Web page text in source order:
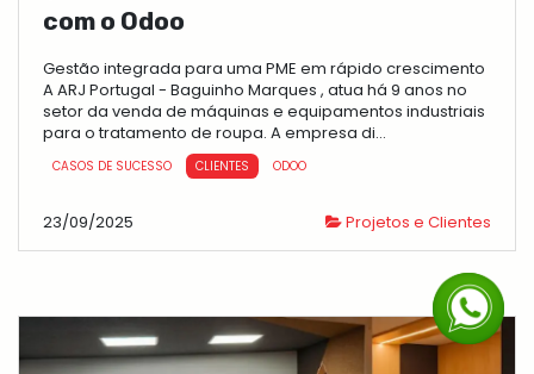
com o Odoo
Gestão integrada para uma PME em rápido crescimento
A ARJ Portugal - Baguinho Marques , atua há 9 anos no
setor da venda de máquinas e equipamentos industriais
para o tratamento de roupa. A empresa di...
CASOS DE SUCESSO CLIENTES ODOO
23/09/2025 Projetos e Clientes